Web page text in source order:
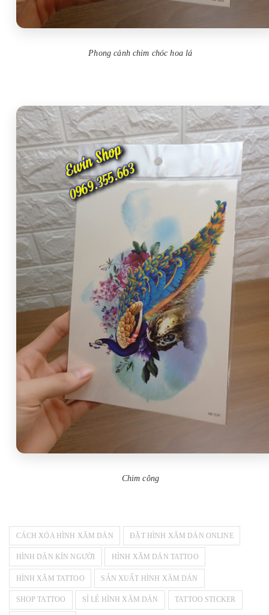
Phong cảnh chim chóc hoa lá
Chim công
CÁCH XÓA HÌNH XĂM DÁN ĐẶT HÌNH XĂM DÁN ONLINE
HÌNH DÁN KÍN NGƯỜI HÌNH XĂM DÁN TATTOO
HÌNH XĂM TATTOO SẢN XUẤT HÌNH XĂM DÁN
SHOP TATTOO SỈ LẺ HÌNH XĂM DÁN TATTOO STICKER